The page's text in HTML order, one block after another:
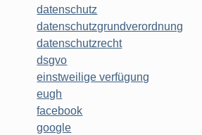
datenschutz
datenschutzgrundverordnung
datenschutzrecht
dsgvo
einstweilige verfügung
eugh
facebook
google